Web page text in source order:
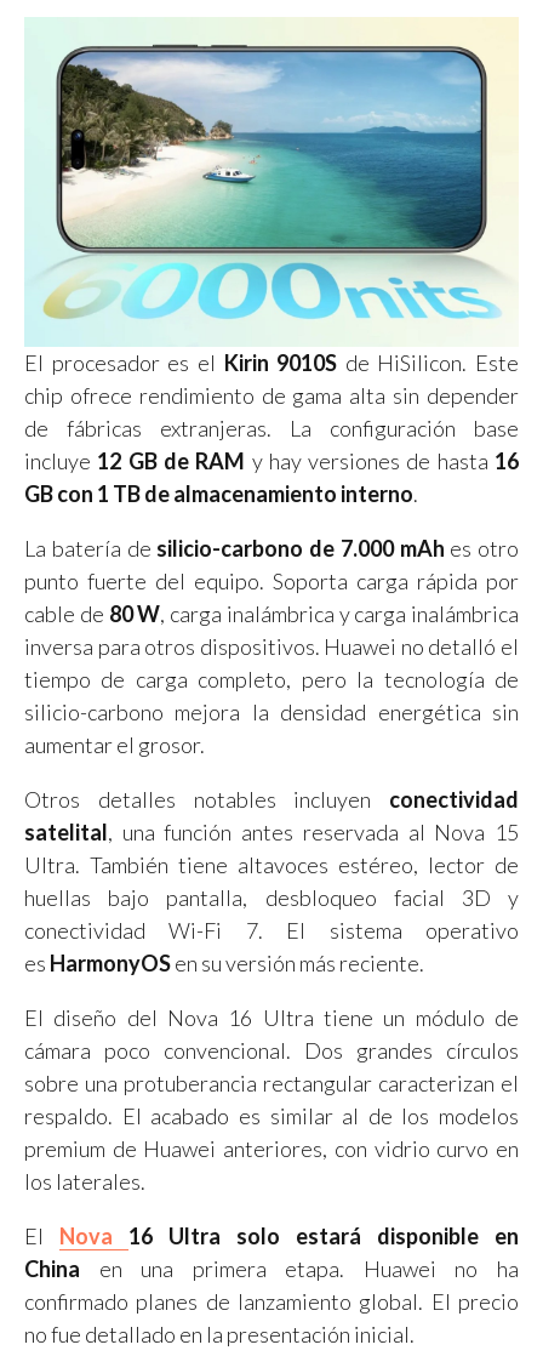
El procesador es el Kirin 9010S de HiSilicon. Este
chip ofrece rendimiento de gama alta sin depender
de fábricas extranjeras. La configuración base
incluye 12 GB de RAM y hay versiones de hasta 16
GB con 1 TB de almacenamiento interno.
La batería de silicio-carbono de 7.000 mAh es otro
punto fuerte del equipo. Soporta carga rápida por
cable de 80 W, carga inalámbrica y carga inalámbrica
inversa para otros dispositivos. Huawei no detalló el
tiempo de carga completo, pero la tecnología de
silicio-carbono mejora la densidad energética sin
aumentar el grosor.
Otros detalles notables incluyen conectividad
satelital, una función antes reservada al Nova 15
Ultra. También tiene altavoces estéreo, lector de
huellas bajo pantalla, desbloqueo facial 3D y
conectividad Wi-Fi 7. El sistema operativo
es HarmonyOSen su versión más reciente.
El diseño del Nova 16 Ultra tiene un módulo de
cámara poco convencional. Dos grandes círculos
sobre una protuberancia rectangular caracterizan el
respaldo. El acabado es similar al de los modelos
premium de Huawei anteriores, con vidrio curvo en
los laterales.
El Nova 16 Ultra solo estará disponible en
China en una primera etapa. Huawei no ha
confirmado planes de lanzamiento global. El precio
no fue detallado en la presentación inicial.